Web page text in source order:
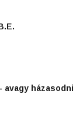
avagy házasodni